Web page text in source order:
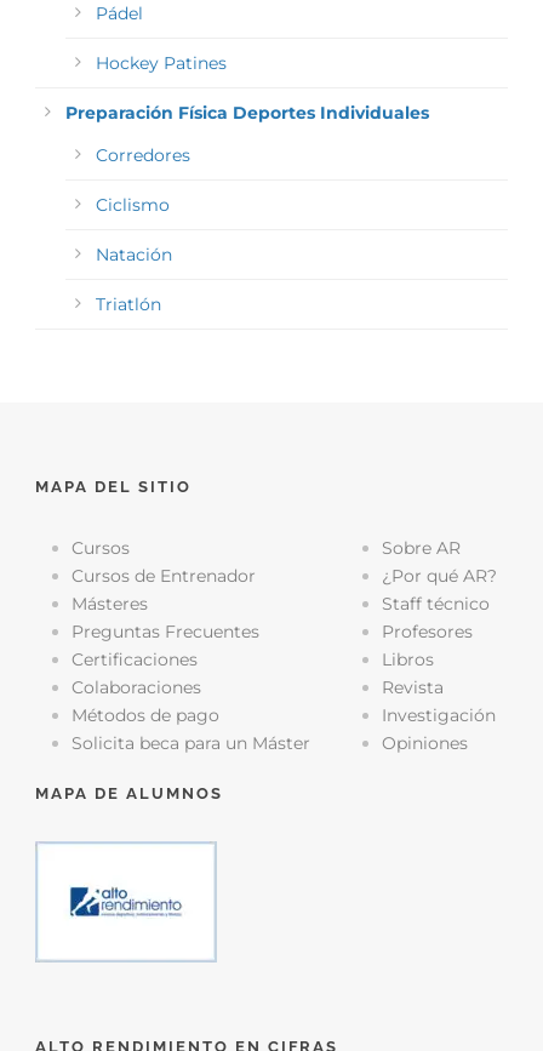
Pádel
Hockey Patines
Preparación Física Deportes Individuales
Corredores
Ciclismo
Natación
Triatlón
MAPA DEL SITIO
Cursos
Cursos de Entrenador
Másteres
Preguntas Frecuentes
Certificaciones
Colaboraciones
Métodos de pago
Solicita beca para un Máster
Sobre AR
¿Por qué AR?
Staff técnico
Profesores
Libros
Revista
Investigación
Opiniones
MAPA DE ALUMNOS
ALTO RENDIMIENTO EN CIFRAS